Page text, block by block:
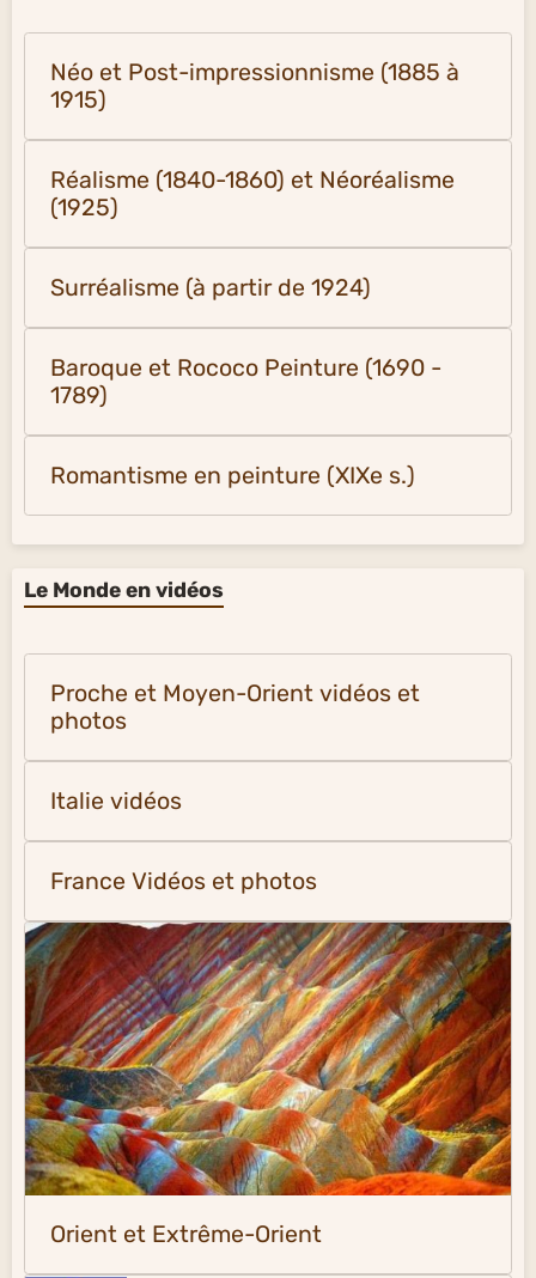
Néo et Post-impressionnisme (1885 à
1915)
Réalisme (1840-1860) et Néoréalisme
(1925)
Surréalisme (à partir de 1924)
Baroque et Rococo Peinture (1690 -
1789)
Romantisme en peinture (XIXe s.)
Le Monde en vidéos
Proche et Moyen-Orient vidéos et
photos
Italie vidéos
France Vidéos et photos
Orient et Extrême-Orient